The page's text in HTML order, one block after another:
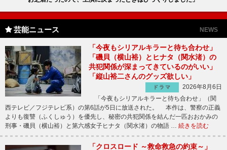
芸能ニュース NEWS
「今夜もシリアルキラーと待ち合わせ」
「磯貝（横山裕）とヒナタ（関水渚）の
共犯関係が深まってきているのがいい」
「縦山裕二さんのグッズ欲しい」
ドラマ
2026年8月6日
「今夜もシリアルキラーと待ち合わせ」（関
西テレビ／フジテレビ系）の第6話が5日に放送された。 本作は、警察の正義
よりも復讐（ふくしゅう）を優先し、秘密の共犯関係を結んだ一匹おおかみの
刑事・磯貝（横山裕）と第六感女子ヒナタ（関水渚）の物語 … 続きを読む
「クロスロード ～救命救急の約束～」